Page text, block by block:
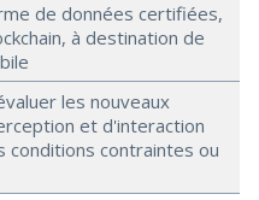
de données certifiées,
à destination de
les nouveaux
et d'interaction
conditions contraintes ou